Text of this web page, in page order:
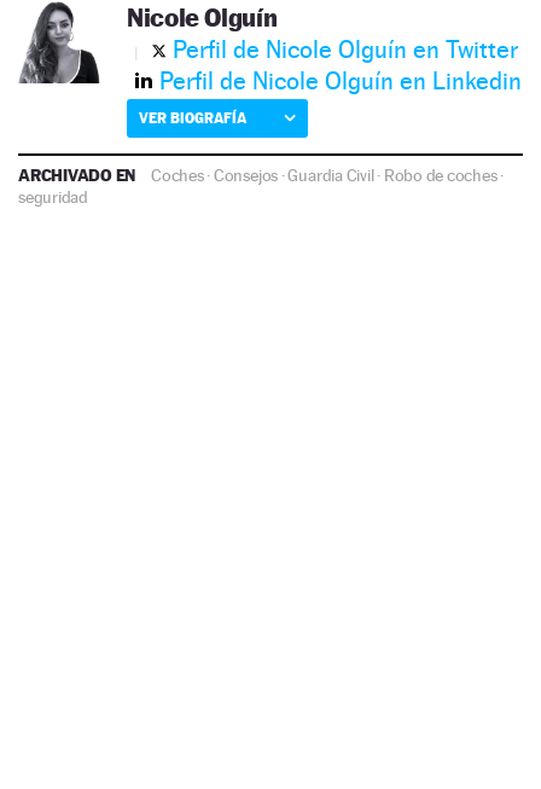
Nicole Olguín
Perfil de Nicole Olguín en Twitter
Perfil de Nicole Olguín en Linkedin
VER BIOGRAFÍA
ARCHIVADO EN Coches·Consejos ·Guardia Civil· Robo de coches·
seguridad